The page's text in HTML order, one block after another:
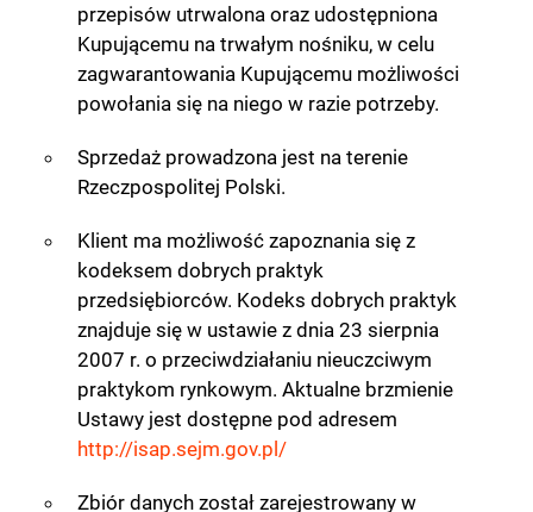
przepisów utrwalona oraz udostępniona
Kupującemu na trwałym nośniku, w celu
zagwarantowania Kupującemu możliwości
powołania się na niego w razie potrzeby.
Sprzedaż prowadzona jest na terenie
Rzeczpospolitej Polski.
Klient ma możliwość zapoznania się z
kodeksem dobrych praktyk
przedsiębiorców. Kodeks dobrych praktyk
znajduje się w ustawie z dnia 23 sierpnia
2007 r. o przeciwdziałaniu nieuczciwym
praktykom rynkowym. Aktualne brzmienie
Ustawy jest dostępne pod adresem
http://isap.sejm.gov.pl/
Zbiór danych został zarejestrowany w